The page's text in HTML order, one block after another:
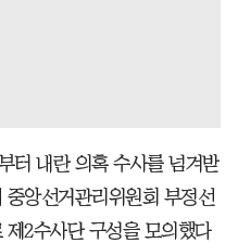
터 내란 의혹 수사를 넘겨받
앙선거관리위원회 부정선
2수사단 구성을 모의했다